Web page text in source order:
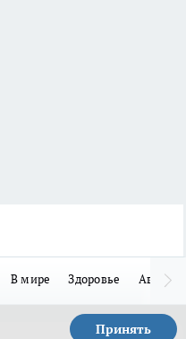
В мире Здоровье Авто
Принять